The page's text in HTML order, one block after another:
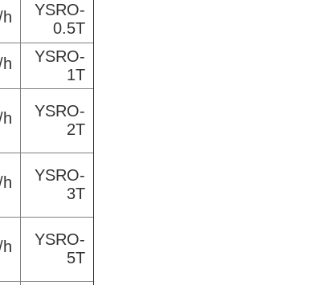
YSRO-
0.5T
YSRO-
1T
YSRO-
2T
YSRO-
3T
YSRO-
5T